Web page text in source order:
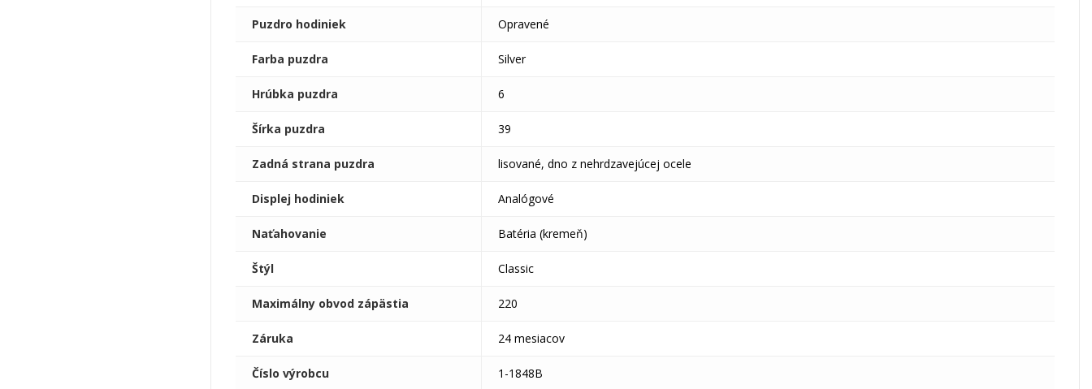
Puzdro hodiniek Opravené
Farba puzdra Silver
Hrúbka puzdra 6
Šírka puzdra 39
Zadná strana puzdra lisované, dno z nehrdzavejúcej ocele
Displej hodiniek Analógové
Naťahovanie Batéria (kremeň)
Štýl Classic
Maximálny obvod zápästia 220
Záruka 24 mesiacov
Číslo výrobcu 1-1848B